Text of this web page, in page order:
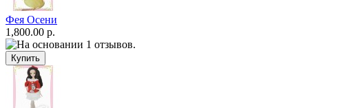
Фея Осени
1,800.00 р.